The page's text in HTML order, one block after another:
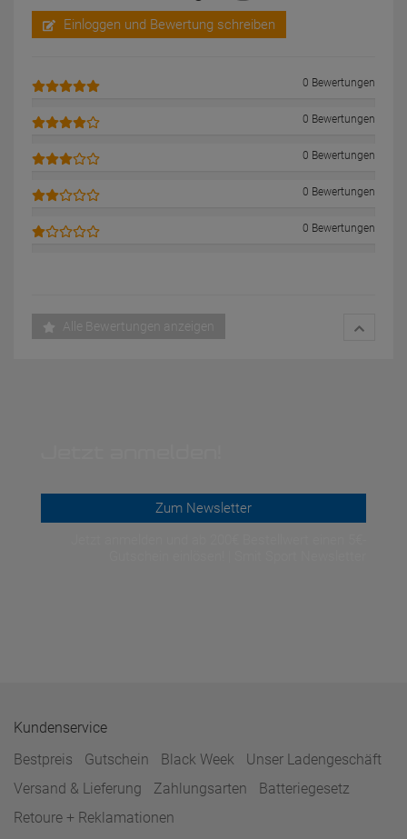
Einloggen und Bewertung schreiben
0 Bewertungen
0 Bewertungen
0 Bewertungen
0 Bewertungen
0 Bewertungen
Alle Bewertungen anzeigen
Zum Newsletter
Kundenservice
Bestpreis
Gutschein Black Week
Unser Ladengeschäft
Versand & Lieferung
Zahlungsarten
Batteriegesetz
Retoure + Reklamationen